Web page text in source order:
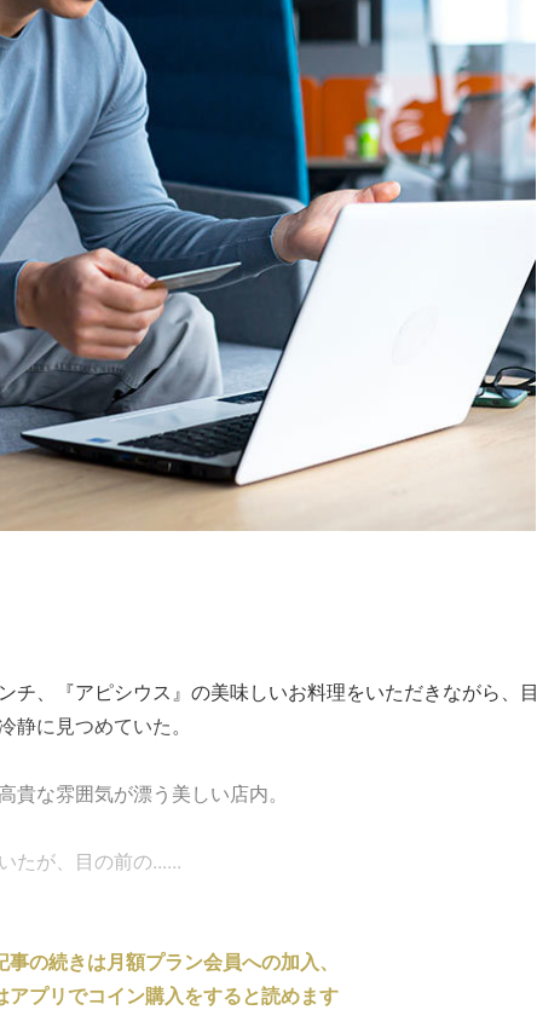
チ、『アピシウス』の美味しいお料理をいただきながら、目
静に見つめていた。
な雰囲気が漂う美しい店内。
たが、目の前の......
事の続きは月額プラン会員への加入、
アプリでコイン購入をすると読めます